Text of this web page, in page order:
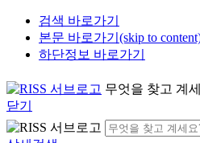
검색 바로가기
본문 바로가기(skip to
하단정보 바로가기
무엇을 찾고 계
닫기